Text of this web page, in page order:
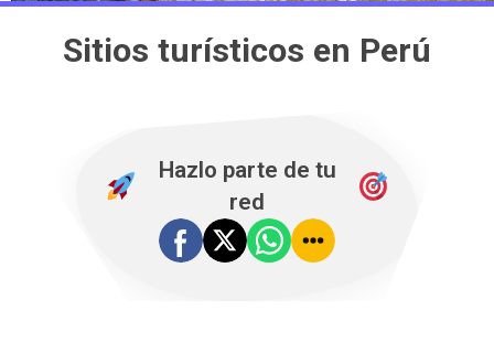
Sitios turísticos en Perú
Hazlo parte de tu
red